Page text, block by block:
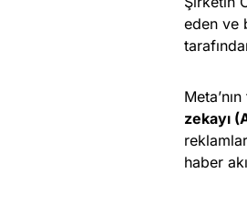
eden ve
zekayı
haber